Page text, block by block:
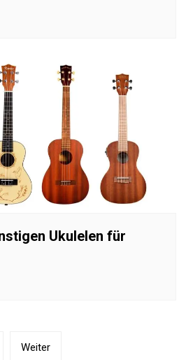
Ukulelen für
Weiter